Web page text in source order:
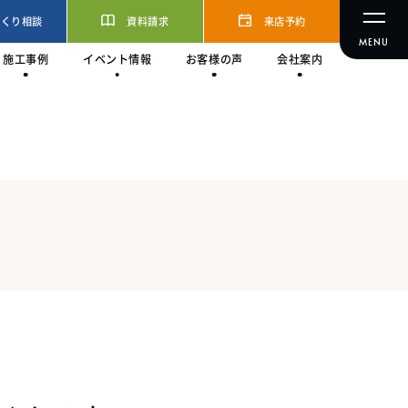
り相談 資料請求 来店予約
施工事例 イベント情報 お客様の声 会社案内